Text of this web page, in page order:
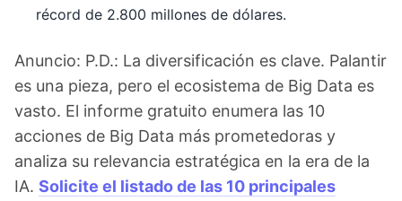
récord de 2.800 millones de dólares.
Anuncio: P.D.: La diversificación es clave. Palantir
es una pieza, pero el ecosistema de Big Data es
vasto. El informe gratuito enumera las 10
acciones de Big Data más prometedoras y
analiza su relevancia estratégica en la era de la
IA. Solicite el listado de las 10 principales